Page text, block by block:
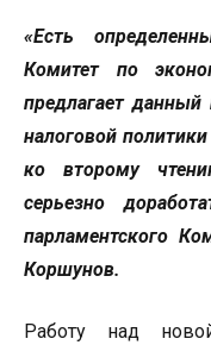
«Есть
Комитет по
предлагает
налоговой
ко второму
серьезно
парламентского
Коршунов.
Работу над